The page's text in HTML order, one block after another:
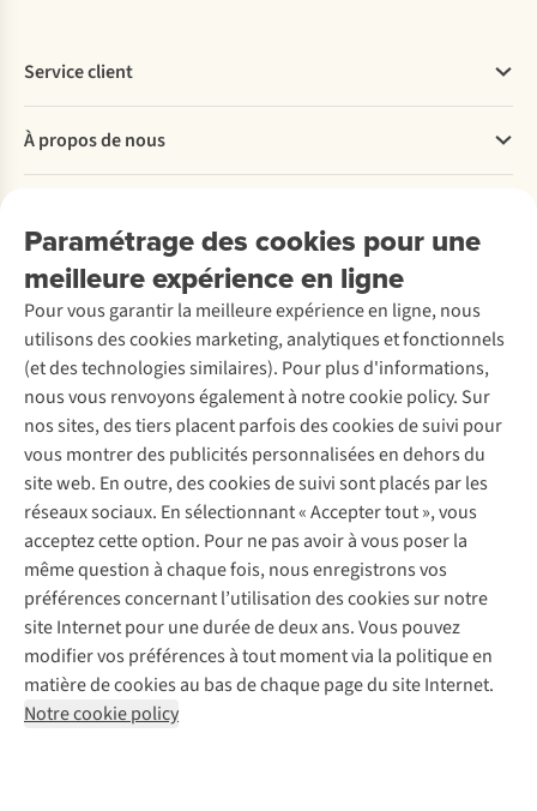
Paramétrage des cookies pour une
meilleure expérience en ligne
Pour vous garantir la meilleure expérience en ligne, nous
utilisons des cookies marketing, analytiques et fonctionnels
(et des technologies similaires). Pour plus d'informations,
nous vous renvoyons également à notre cookie policy. Sur
nos sites, des tiers placent parfois des cookies de suivi pour
vous montrer des publicités personnalisées en dehors du
site web. En outre, des cookies de suivi sont placés par les
réseaux sociaux. En sélectionnant « Accepter tout », vous
acceptez cette option. Pour ne pas avoir à vous poser la
même question à chaque fois, nous enregistrons vos
préférences concernant l’utilisation des cookies sur notre
site Internet pour une durée de deux ans. Vous pouvez
modifier vos préférences à tout moment via la politique en
matière de cookies au bas de chaque page du site Internet.
Notre cookie policy
Service client
Commander
Payer
Retourner
Rétractation d'une commande
Entretien & réparations
Garantie
Contactez-nous
À propos de nous
Entreprise responsable
À propos d’Ayacucho
Nos magasins
À propos d’A.S.Adventure
Déclaration d'accessibilité
Location / Location sports d’hiver
Seconde-main
Entretien de ski
Service de lavage
Entretien de chaussures
Réparation de chaussures
Réparation de vêtements
Retouches
Pour les entreprises
Découvrez
A.S.Magazine
Explore Camp
Expertise & conseils
Abonnez-vous à la newsletter
Suivez-nous
Mentions légales
Politique de confidentialité
Conditions générales
Cookie Policy